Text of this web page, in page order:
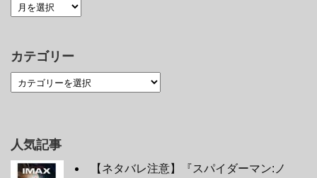
カテゴリー
人気記事
【ネタバレ注意】『スパイダーマン:ノ